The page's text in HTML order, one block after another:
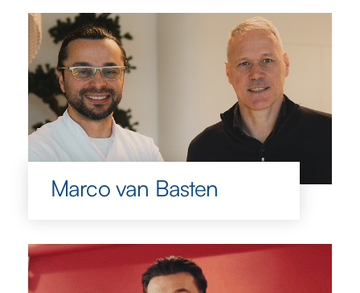
Marco van Basten
Marco van Basten